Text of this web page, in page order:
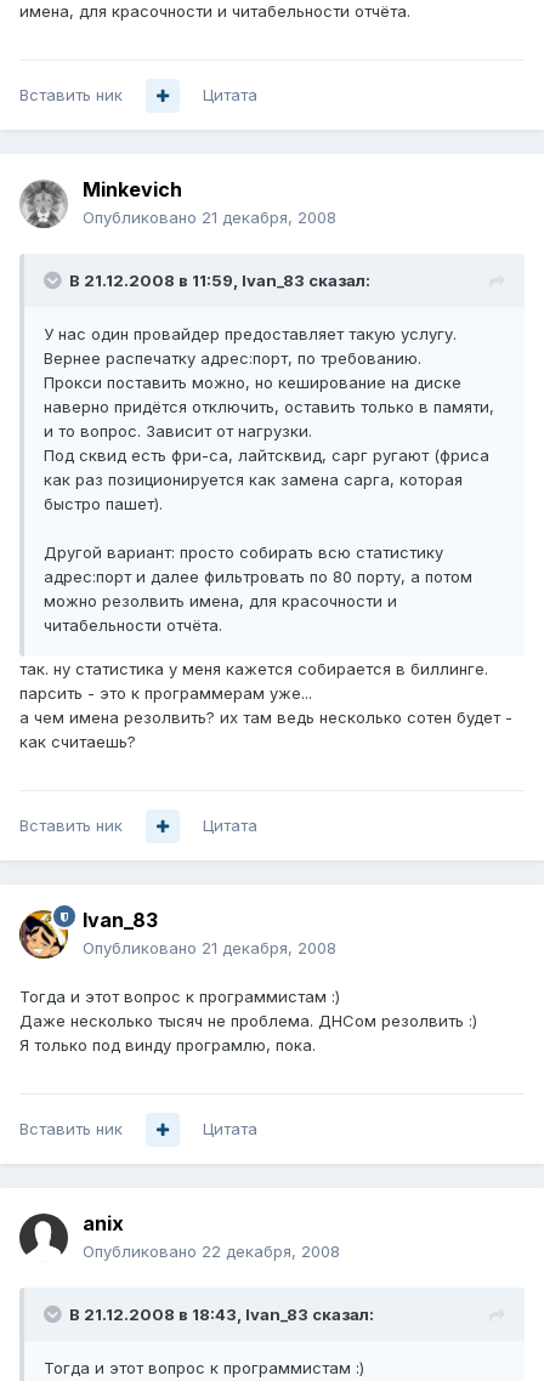
имена, для красочности и читабельности отчёта.
Вставить ник Цитата
Minkevich
Опубликовано 21 декабря, 2008
В 21.12.2008 в 11:59, Ivan_83 сказал:
У нас один провайдер предоставляет такую услугу.
Вернее распечатку адрес:порт, по требованию.
Прокси поставить можно, но кеширование на диске
наверно придётся отключить, оставить только в памяти,
и то вопрос. Зависит от нагрузки.
Под сквид есть фри-са, лайтсквид, сарг ругают (фриса
как раз позиционируется как замена сарга, которая
быстро пашет).
Другой вариант: просто собирать всю статистику
адрес:порт и далее фильтровать по 80 порту, а потом
можно резолвить имена, для красочности и
читабельности отчёта.
так. ну статистика у меня кажется собирается в биллинге.
парсить - это к программерам уже...
а чем имена резолвить? их там ведь несколько сотен будет -
как считаешь?
Вставить ник Цитата
Ivan_83
Опубликовано 21 декабря, 2008
Тогда и этот вопрос к программистам :)
Даже несколько тысяч не проблема. ДНСом резолвить :)
Я только под винду програмлю, пока.
Вставить ник Цитата
anix
Опубликовано 22 декабря, 2008
В 21.12.2008 в 18:43, Ivan_83 сказал:
Тогда и этот вопрос к программистам :)